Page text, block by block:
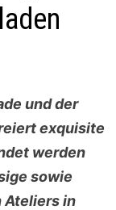
und der
exquisite
werden
sowie
Ateliers in